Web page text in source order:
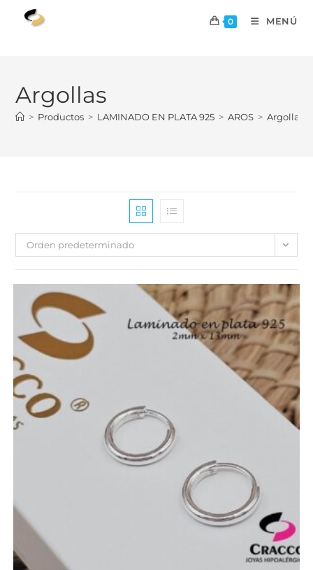
0 MENÚ
Argollas
> Productos > LAMINADO EN PLATA 925 > AROS > Argollas
Orden predeterminado